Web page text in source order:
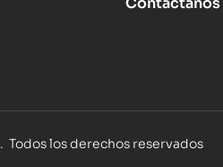
. Todos los derechos reservados